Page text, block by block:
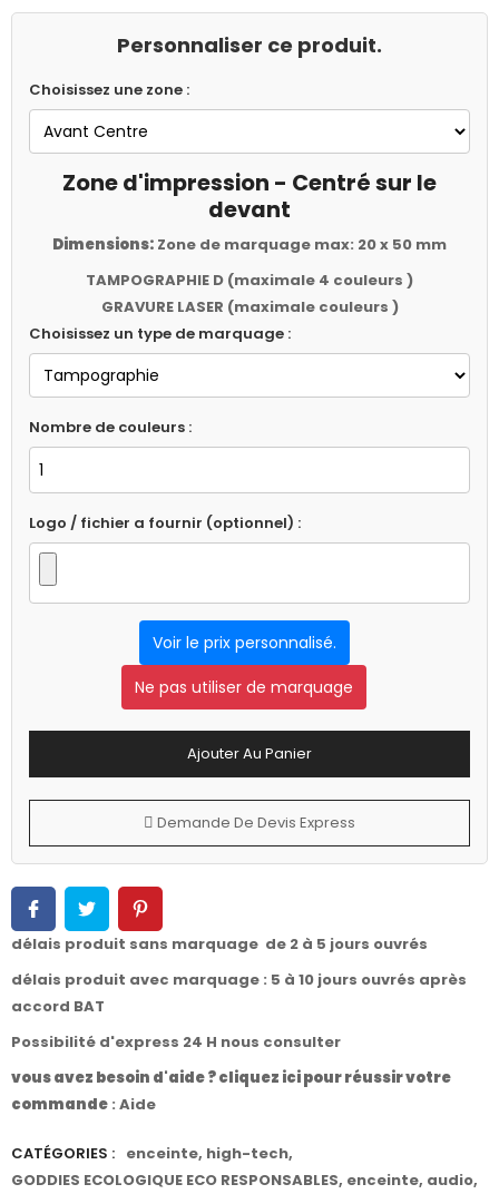
Personnaliser ce produit.
Choisissez une zone :
Zone d'impression - Centré sur le
devant
Dimensions: Zone de marquage max: 20 x 50 mm
TAMPOGRAPHIE D (maximale 4 couleurs )
GRAVURE LASER (maximale couleurs )
Choisissez un type de marquage :
Nombre de couleurs :
Logo / fichier a fournir (optionnel) :
Voir le prix personnalisé.
Ne pas utiliser de marquage
Ajouter Au Panier
Demande De Devis Express
délais produit sans marquage de 2 à 5 jours ouvrés
délais produit avec marquage : 5 à 10 jours ouvrés après
accord BAT
Possibilité d'express 24 H nous consulter
vous avez besoin d'aide ? cliquez ici pour réussir votre
commande : Aide
CATÉGORIES : enceinte, high-tech,
GODDIES ECOLOGIQUE ECO RESPONSABLES, enceinte, audio,